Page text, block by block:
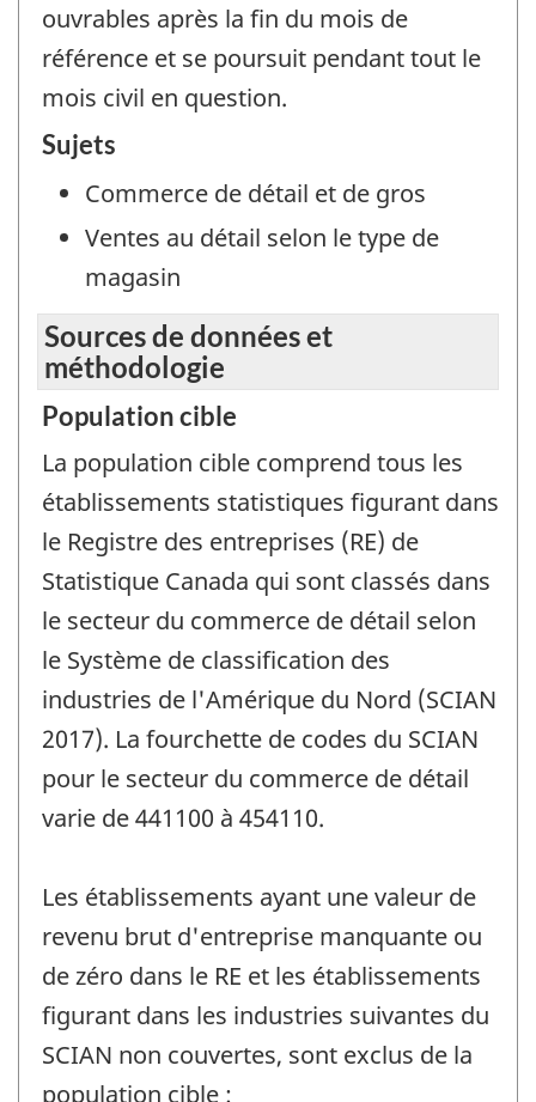
ouvrables après la fin du mois de
référence et se poursuit pendant tout le
mois civil en question.
Sujets
Commerce de détail et de gros
Ventes au détail selon le type de
magasin
Sources de données et
méthodologie
Population cible
La population cible comprend tous les
établissements statistiques figurant dans
le Registre des entreprises (RE) de
Statistique Canada qui sont classés dans
le secteur du commerce de détail selon
le Système de classification des
industries de l'Amérique du Nord (SCIAN
2017). La fourchette de codes du SCIAN
pour le secteur du commerce de détail
varie de 441100 à 454110.
Les établissements ayant une valeur de
revenu brut d'entreprise manquante ou
de zéro dans le RE et les établissements
figurant dans les industries suivantes du
SCIAN non couvertes, sont exclus de la
population cible :